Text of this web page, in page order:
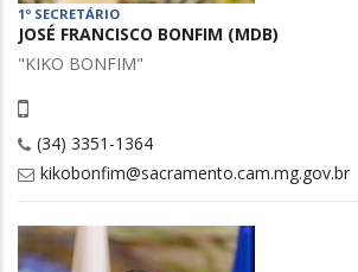
1º SECRETÁRIO
JOSÉ FRANCISCO BONFIM (MDB)
"KIKO BONFIM"
(34) 3351-1364
kikobonfim@sacramento.cam.mg.gov.br